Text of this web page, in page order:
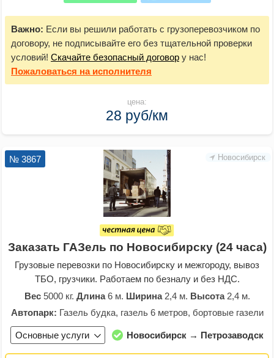
Важно: Если вы решили работать с грузоперевозчиком по
договору, не подписывайте его без тщательной проверки
условий! Скачайте безопасный договор у нас!
Пожаловаться на исполнителя
цена:
28 руб/км
Новосибирск
№ 3867
Заказать ГАЗель по Новосибирску (24 часа)
Грузовые перевозки по Новосибирску и межгороду, вывоз
ТБО, грузчики. Работаем по безналу и без НДС.
Вес5000 кг. Длина6 м. Ширина2,4 м. Высота2,4 м.
Автопарк: Газель будка, газель 6 метров, бортовые газели
Основные услуги Новосибирск → Петрозаводск